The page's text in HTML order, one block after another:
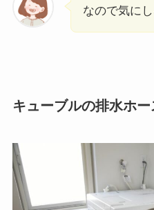
なので気に
キューブルの排水ホ